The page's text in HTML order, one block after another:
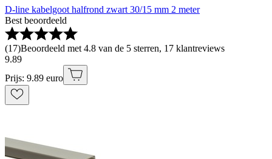
D-line kabelgoot halfrond zwart 30/15 mm 2 meter
Best beoordeeld
(17)Beoordeeld met 4.8 van de 5 sterren, 17 klantreviews
9.89
Prijs: 9.89 euro